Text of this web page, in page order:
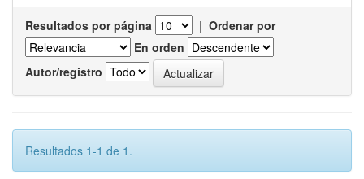
Resultados por página | Ordenar por
En orden
Autor/registro
Resultados 1-1 de 1.